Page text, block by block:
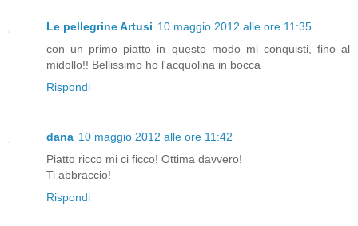
Le pellegrine Artusi 10 maggio 2012 alle ore 11:35
con un primo piatto in questo modo mi conquisti, fino al
midollo!! Bellissimo ho l'acquolina in bocca
Rispondi
dana 10 maggio 2012 alle ore 11:42
Piatto ricco mi ci ficco! Ottima davvero!
Ti abbraccio!
Rispondi